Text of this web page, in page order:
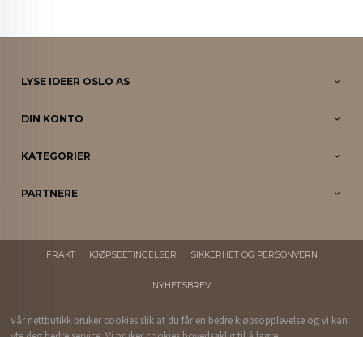
LYSE IDEER OSLO AS
DIN KONTO
KATEGORIER
PARTNERE
FRAKT KJØPSBETINGELSER SIKKERHET OG PERSONVERN
NYHETSBREV
Vår nettbutikk bruker cookies slik at du får en bedre kjøpsopplevelse og vi kan